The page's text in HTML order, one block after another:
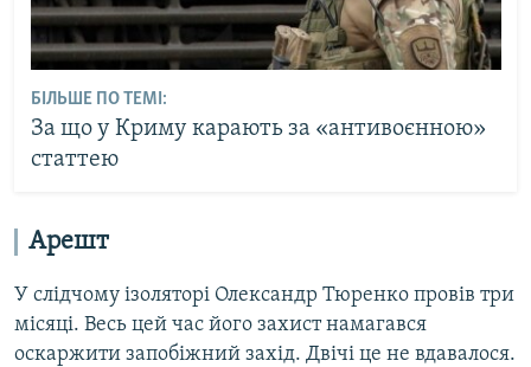
БІЛЬШЕ ПО ТЕМІ:
За що у Криму карають за «антивоєнною»
статтею
Арешт
У слідчому ізоляторі Олександр Тюренко провів три
місяці. Весь цей час його захист намагався
оскаржити запобіжний захід. Двічі це не вдавалося.